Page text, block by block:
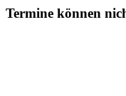
Termine können